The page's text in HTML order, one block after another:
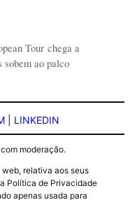
Tour chega a
ao palco
LINKEDIN
moderação.
relativa aos seus
Política de Privacidade
apenas usada para